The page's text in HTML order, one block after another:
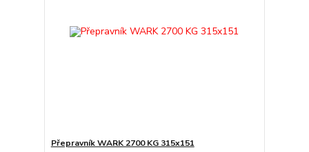
Přepravník WARK 2700 KG 315x151